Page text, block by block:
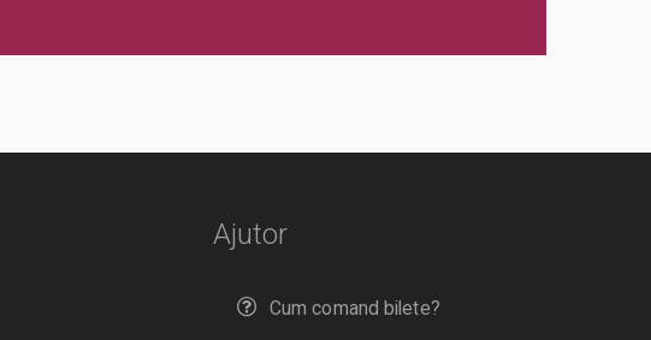
Ajutor
Cum comand bilete?